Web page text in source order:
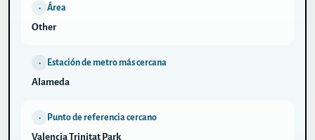
• Área
Other
• Estación de metro más cercana
Alameda
• Punto de referencia cercano
Valencia Trinitat Park